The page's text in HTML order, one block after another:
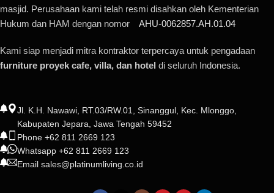
masjid. Perusahaan kami telah resmi disahkan oleh Kementerian
Hukum dan HAM dengan nomor AHU-0062857.AH.01.04
Kami siap menjadi mitra kontraktor terpercaya untuk pengadaan
furniture proyek cafe, villa, dan hotel di seluruh Indonesia.
Jl. K.H. Nawawi, RT.03/RW.01, Sinanggul, Kec. Mlonggo,
Kabupaten Jepara, Jawa Tengah 59452
Phone +62 811 2669 123
Whatsapp +62 811 2669 123
Email sales@platinumliving.co.id